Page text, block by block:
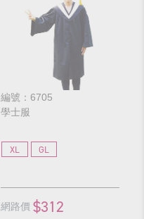
編號：6705
學士服
XL GL
網路價 $312